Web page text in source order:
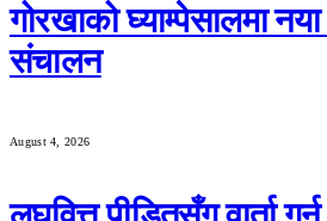
गोरखाको घ्याम्पेसालमा
संचालन
August 4, 2026